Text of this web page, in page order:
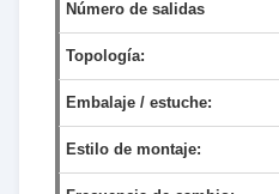
Número de salidas
Topología:
Embalaje / estuche:
Estilo de montaje: